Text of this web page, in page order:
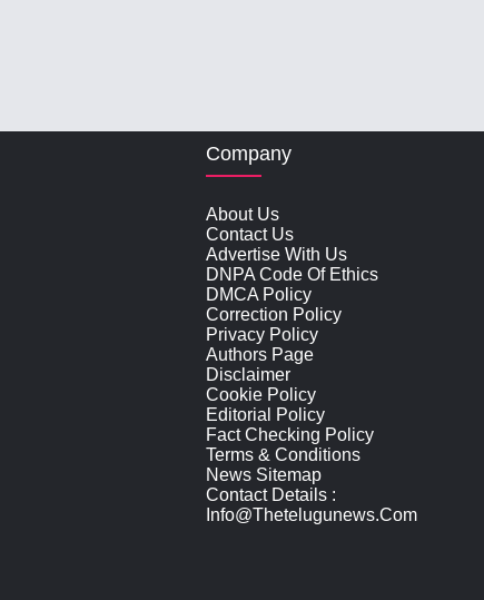
Company
About Us
Contact Us
Advertise With Us
DNPA Code Of Ethics
DMCA Policy
Correction Policy
Privacy Policy
Authors Page
Disclaimer
Cookie Policy
Editorial Policy
Fact Checking Policy
Terms & Conditions
News Sitemap
Contact Details :
Info@thetelugunews.com